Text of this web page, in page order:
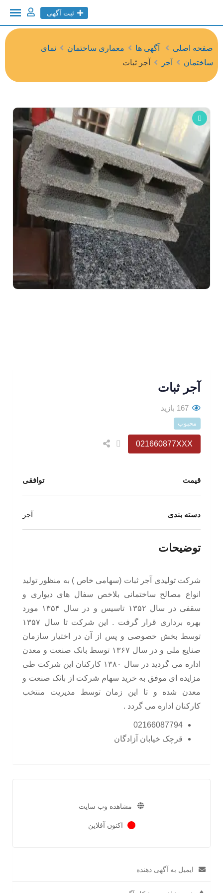
ثبت آگهی
صفحه اصلی آگهی ها معماری ساختمان
نمای
ساختمان
آجر آجر ثبات
آجر ثبات
167 بازید
محبوب
021660877XXX
قیمت توافقی
دسته بندی آجر
توضیحات
شرکت تولیدی آجر ثبات (سهامی خاص ) به منظور تولید
انواع مصالح ساختمانی بلاخص سفال های دیواری و
سقفی در سال ۱۳۵۲ تاسیس و در سال ۱۳۵۴ مورد
بهره برداری قرار گرفت . این شرکت تا سال ۱۳۵۷
توسط بخش خصوصی و پس از آن در اختیار سازمان
صنایع ملی و در سال ۱۳۶۷ توسط بانک صنعت و معدن
اداره می گردید در سال ۱۳۸۰ کارکنان این شرکت طی
مزایده ای موفق به خرید سهام شرکت از بانک صنعت و
معدن شده و تا این زمان توسط مدیریت منتخب
کارکنان اداره می گردد .
02166087794
قرچک خیابان آزادگان
مشاهده وب سایت
اکنون آفلاین
ایمیل به آگهی دهنده